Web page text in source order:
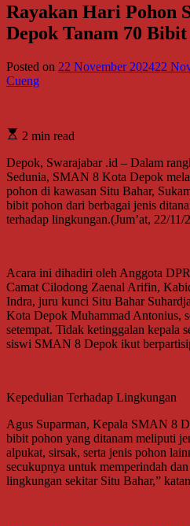
Rayakan Hari Pohon
Depok Tanam 70
Posted on 22 November 202422
Cueng
2 min read
Depok, Swarajabar .id – Dalam
Sedunia, SMAN 8 Kota Depok
pohon di kawasan Situ Bahar,
bibit pohon dari berbagai jenis
terhadap lingkungan.(Jum’at, 22/11/
Acara ini dihadiri oleh Anggota
Camat Cilodong Zaenal Arifin,
Indra, juru kunci Situ Bahar
Kota Depok Muhammad Antonius,
setempat. Tidak ketinggalan kepala
siswi SMAN 8 Depok ikut
Kepedulian Terhadap Lingkungan
Agus Suparman, Kepala SMAN 8
bibit pohon yang ditanam meliputi
alpukat, sirsak, serta jenis pohon
secukupnya untuk memperindah
lingkungan sekitar Situ Bahar,”